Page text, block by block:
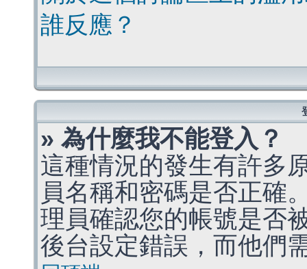
誰反應？
» 為什麼我不能登入？
這種情況的發生有許多
員名稱和密碼是否正確
理員確認您的帳號是否
後台設定錯誤，而他們